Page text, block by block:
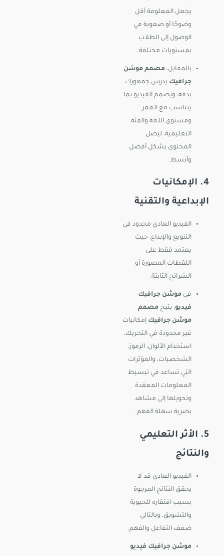
يجعل المعلومة أقل
وضوحًا أو صعوبة في
الوصول إلى الطلاب
بمستويات مختلفة.
بالمقابل، مصمم موشن
جرافيك يدرس جمهورك
بدقة، ويصمم الفيديو بما
يتناسب مع العمر
ومستوى اللغة والفئة
التعليمية، ليصل
المحتوى بشكل أفضل
وأبسط.
4. الإمكانيات
الإبداعية والتقنية
الفيديو العادي محدود في
التنويع والإبداع، حيث
يعتمد فقط على
اللقطات المصورة أو
الشرائح الثابتة.
في موشن جرافيك
فيديو، يتيح مصمم
موشن جرافيك إمكانيات
غير محدودة في التحريك،
استخدام الألوان، الرموز،
الشخصيات، والمؤثرات
التي تساعد في تبسيط
المعلومات المعقدة
وتحويلها إلى مشاهد
بصرية سهلة الفهم.
5. الأثر التعليمي
والنتائج
الفيديو العادي قد لا
يحقق النتائج المرجوة
بسبب افتقاره للحيوية
والتشويق، وبالتالي
ضعف التفاعل والفهم.
موشن جرافيك فيديو